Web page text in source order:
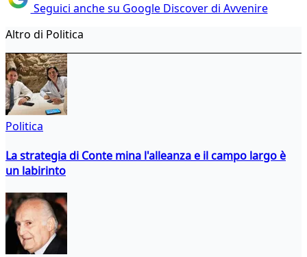
Seguici anche su Google Discover di Avvenire
Altro di Politica
Politica
La strategia di Conte mina l'alleanza e il campo largo è
un labirinto